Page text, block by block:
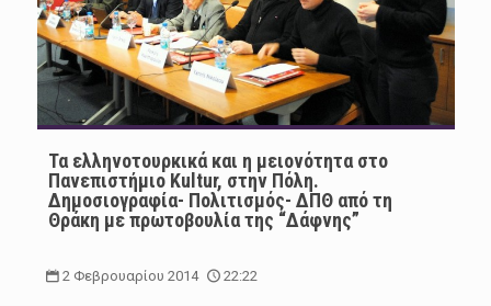
Τα ελληνοτουρκικά και η μειονότητα στο
Πανεπιστήμιο Κultur, στην Πόλη.
Δημοσιογραφία- Πολιτισμός- ΔΠΘ από τη
Θράκη με πρωτοβουλία της “Δάφνης”
2 Φεβρουαρίου 2014 22:22